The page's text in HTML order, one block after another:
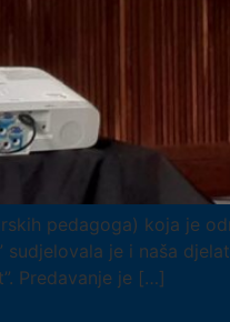
pedagoga) koja je
je i naša
Predavanje je […]